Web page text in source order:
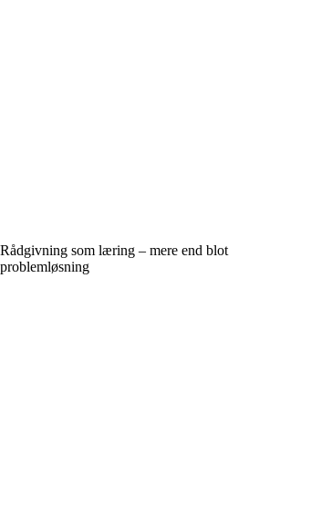
Rådgivning som læring – mere end blot
problemløsning